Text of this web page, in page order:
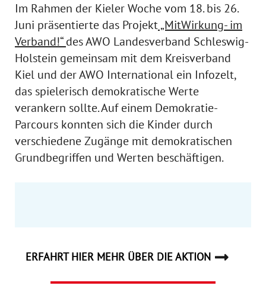
Im Rahmen der Kieler Woche vom 18. bis 26.
Juni präsentierte das Projekt„MitWirkung- im
Verband!“des AWO Landesverband Schleswig-
Holstein gemeinsam mit dem Kreisverband
Kiel und der AWO International ein Infozelt,
das spielerisch demokratische Werte
verankern sollte. Auf einem Demokratie-
Parcours konnten sich die Kinder durch
verschiedene Zugänge mit demokratischen
Grundbegriffen und Werten beschäftigen.
ERFAHRT HIER MEHR ÜBER DIE AKTION